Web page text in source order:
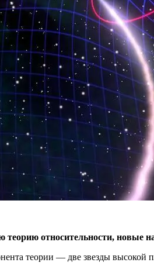
относительности, новые
теории — две звезды высокой